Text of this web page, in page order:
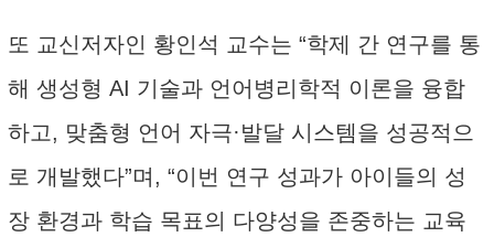
또 교신저자인 황인석 교수는 “학제 간 연구를 통
해 생성형 AI 기술과 언어병리학적 이론을 융합
하고, 맞춤형 언어 자극·발달 시스템을 성공적으
로 개발했다”며, “이번 연구 성과가 아이들의 성
장 환경과 학습 목표의 다양성을 존중하는 교육